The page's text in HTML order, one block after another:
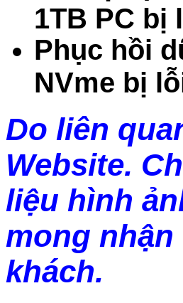
1TB PC bị
Phục hồi
NVme bị
Do liên
Website.
liệu hình
mong
khách.